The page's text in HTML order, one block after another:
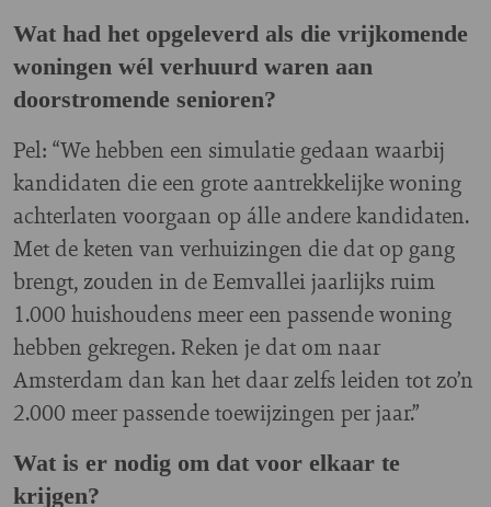
Wat had het opgeleverd als die vrijkomende
woningen wél verhuurd waren aan
doorstromende senioren?
Pel: “We hebben een simulatie gedaan waarbij
kandidaten die een grote aantrekkelijke woning
achterlaten voorgaan op álle andere kandidaten.
Met de keten van verhuizingen die dat op gang
brengt, zouden in de Eemvallei jaarlijks ruim
1.000 huishoudens meer een passende woning
hebben gekregen. Reken je dat om naar
Amsterdam dan kan het daar zelfs leiden tot zo’n
2.000 meer passende toewijzingen per jaar.”
Wat is er nodig om dat voor elkaar te
krijgen?